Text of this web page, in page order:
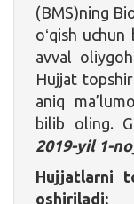
(BMS)ning
oʻqish
avval
Hujjat
aniq
bilib oling.
2019-yil 1-
Hujjatlarni
oshiriladi: